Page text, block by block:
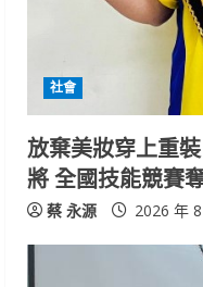
i
n
g
社會
放棄美妝穿上重
將 全國技能競賽
蔡 永源 2026 年